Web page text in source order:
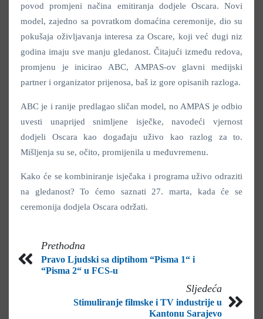
povod promjeni načina emitiranja dodjele Oscara. Novi
model, zajedno sa povratkom domaćina ceremonije, dio su
pokušaja oživljavanja interesa za Oscare, koji već dugi niz
godina imaju sve manju gledanost. Čitajući između redova,
promjenu je inicirao ABC, AMPAS-ov glavni medijski
partner i organizator prijenosa, baš iz gore opisanih razloga.
ABC je i ranije predlagao sličan model, no AMPAS je odbio
uvesti unaprijed snimljene isječke, navodeći vjernost
dodjeli Oscara kao događaju uživo kao razlog za to.
Mišljenja su se, očito, promijenila u međuvremenu.
Kako će se kombiniranje isječaka i programa uživo odraziti
na gledanost? To ćemo saznati 27. marta, kada će se
ceremonija dodjela Oscara održati.
Prethodna
Pravo Ljudski sa diptihom “Pisma 1“ i
“Pisma 2“ u FCS-u
Sljedeća
Stimuliranje filmske i TV industrije u
Kantonu Sarajevo